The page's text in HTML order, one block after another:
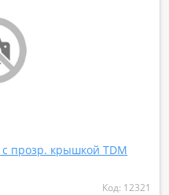
прозр. крышкой TDM
Код: 12321